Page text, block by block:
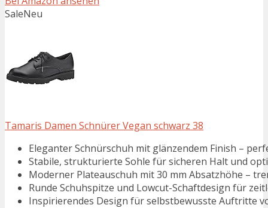
SaleNeu
Tamaris Damen Schnürer Vegan schwarz 38
Eleganter Schnürschuh mit glänzendem Finish –
Stabile, strukturierte Sohle für sicheren Halt und
Moderner Plateauschuh mit 30 mm Absatzhöhe –
Runde Schuhspitze und Lowcut-Schaftdesign für
Inspirierendes Design für selbstbewusste Auftritte